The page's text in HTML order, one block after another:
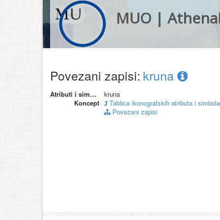
MUO |
Povezani zapisi: kruna
Atributi i simboli
kruna
Koncept
Tablica ikonografskih atributa i simbola
Povezani zapisi